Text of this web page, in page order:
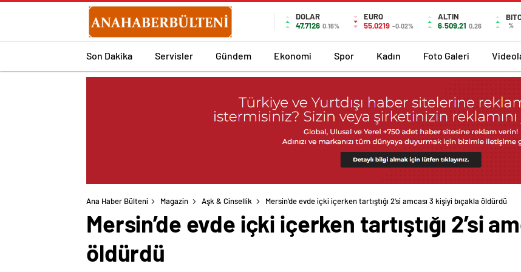
DOLAR
47,7126 0.16%
EURO
55,0219 -0.02%
ALTIN
6.509,21 0,26 %
Son Dakika Servisler Gündem Ekonomi Spor Kadın Foto Galeri
Ana Haber Bülteni Magazin Aşk & Cinsellik Mersin’de evde içki içerken tartıştığı 2’si amcası 3 kişiyi bıçakla öldürdü
Mersin’de evde içki içerken tartıştığı 2’si
öldürdü